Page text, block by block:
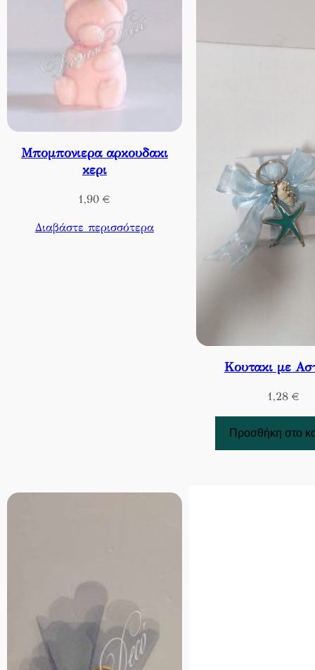
Μπομπονιερα αρκουδακι
κερι
1,90 €
Διαβάστε περισσότερα
Κουτακι με
1,28 €
Προσθήκη στο